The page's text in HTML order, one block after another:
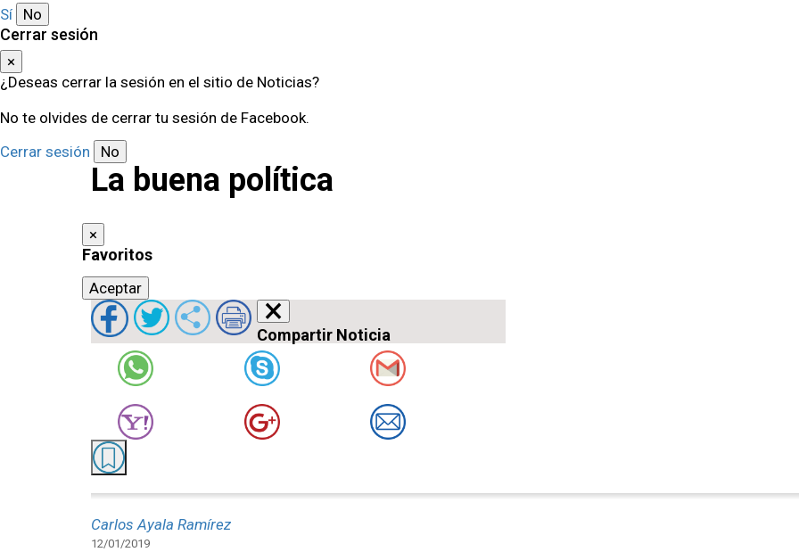
Sí
No
Cerrar sesión
×
¿Deseas cerrar la sesión en el sitio de Noticias?
No te olvides de cerrar tu sesión de Facebook.
Cerrar sesión
No
La buena política
×
Favoritos
Aceptar
×
Compartir Noticia
Carlos Ayala Ramírez
12/01/2019